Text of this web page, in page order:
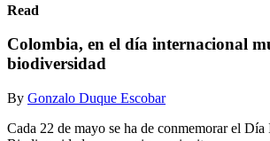
Read
Colombia, en el día internacional
biodiversidad
By Gonzalo Duque Escobar
Cada 22 de mayo se ha de conmemorar el Día